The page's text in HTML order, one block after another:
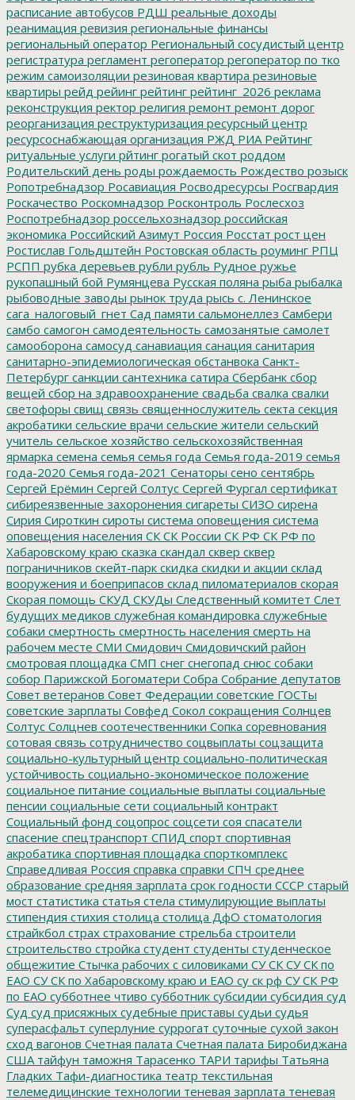
расписание автобусов РДШ реальные доходы
реанимация ревизия региональные финансы
региональный оператор Региональный сосудистый центр
регистратура регламент регоператор регоператор по тко
режим самоизоляции резиновая квартира резиновые
квартиры рейд рейинг рейтинг рейтинг_2026 реклама
реконструкция ректор религия ремонт ремонт дорог
реорганизация реструктуризация ресурсный центр
ресурсоснабжающая организация РЖД РИА Рейтинг
ритуальные услуги рйтинг рогатый скот роддом
Родительский день роды рождаемость Рождество розыск
Ропотребнадзор Росавиация Росводресурсы Росгвардия
Роскачество Роскомнадзор Росконтроль Рослесхоз
Роспотребнадзор россельхознадзор российская
экономика Российский Азимут Россия Росстат рост цен
Ростислав Гольдштейн Ростовская область роуминг РПЦ
РСПП рубка деревьев рубли рубль Рудное ружье
рукопашный бой Румянцева Русская поляна рыба рыбалка
рыбоводные заводы рынок труда рысь с. Ленинское
сага_налоговый_гнет Сад памяти сальмонеллез Самбери
самбо самогон самодеятельность самозанятые самолет
самооборона самосуд санавиация санация санитария
санитарно-эпидемиологическая обстанвока Санкт-
Петербург санкции сантехника сатира Сбербанк сбор
вещей сбор на здравоохранение свадьба свалка свалки
светофоры свищ связь священнослужитель секта секция
акробатики сельские врачи сельские жители сельский
учитель сельское хозяйство сельскохозяйственная
ярмарка семена семья семья года Семья года-2019 семья
года-2020 Семья года-2021 Сенаторы сено сентябрь
Сергей Ерёмин Сергей Солтус Сергей Фургал сертификат
сибиреязвенные захоронения сигареты СИЗО сирена
Сирия Сироткин сироты система оповещения система
оповещения населения СК СК России СК РФ СК РФ по
Хабаровскому краю сказка скандал сквер сквер
пограничников скейт-парк скидка скидки и акции склад
вооружения и боеприпасов склад пиломатериалов скорая
Скорая помощь СКУД СКУДы Следственный комитет Слет
будущих медиков служебная командировка служебные
собаки смертность смертность населения смерть на
рабочем месте СМИ Смидович Смидовичский район
смотровая площадка СМП снег снегопад снюс собаки
собор Парижской Богоматери Собра Собрание депутатов
Совет ветеранов Совет Федерации советские ГОСТы
советские зарплаты Совфед Сокол сокращения Солнцев
Солтус Солцнев соотечественники Сопка соревнования
сотовая связь сотрудничество соцвыплаты соцзащита
социально-культурный центр социально-политическая
устойчивость социально-экономическое положение
социальное питание социальные выплаты социальные
пенсии социальные сети социальный контракт
Социальный фонд соцопрос соцсети соя спасатели
спасение спецтранспорт СПИД спорт спортивная
акробатика спортивная площадка спорткомплекс
Справедливая Россия справка справки СПЧ среднее
образование средняя зарплата срок годности СССР старый
мост статистика статья стела стимулирующие выплаты
стипендия стихия столица столица ДфО стоматология
страйкбол страх страхование стрельба строители
строительство стройка студент студенты студенческое
общежитие Стычка рабочих с силовиками СУ СК СУ СК по
ЕАО СУ СК по Хабаровскому краю и ЕАО су ск рф СУ СК РФ
по ЕАО субботнее чтиво субботник субсидии субсидия суд
Суд суд присяжных судебные приставы судьи судья
суперасфальт суперлуние суррогат суточные сухой закон
сход вагонов Счетная палата Счетная палата Биробиджана
США тайфун таможня Тарасенко ТАРИ тарифы Татьяна
Гладких Тафи-диагностика театр текстильная
телемедицинские технологии теневая зарплата теневая